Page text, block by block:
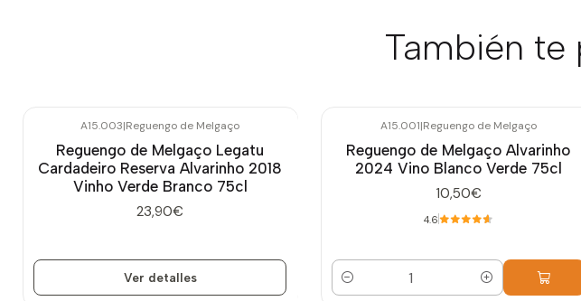
También te
A15.003|Reguengo de Melgaço
Reguengo de Melgaço Legatu
Cardadeiro Reserva Alvarinho 2018
Vinho Verde Branco 75cl
23,90€
Ver detalles
A15.001|Reguengo de Melgaço
Reguengo de Melgaço Alvarinho
2024 Vino Blanco Verde 75cl
10,50€
4.6
Cantidad